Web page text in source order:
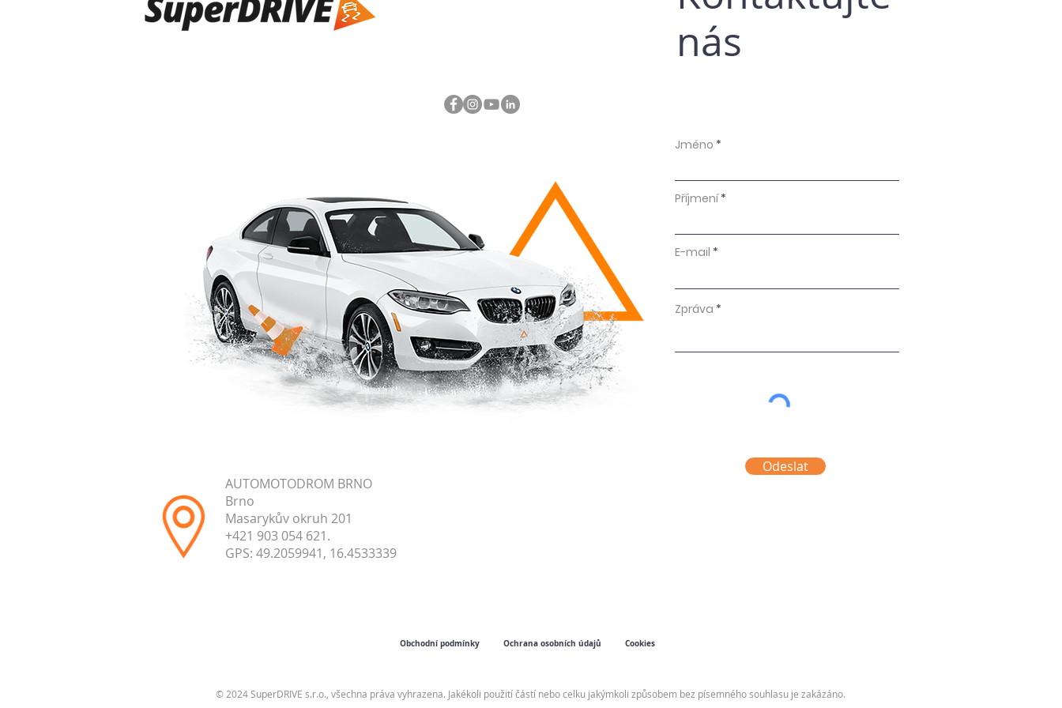
nás
AUTOMOTODROM BRNO
Brno
Masarykův okruh 201
+421 903 054 621.
GPS: 49.2059941, 16.4533339
Jméno
Příjmení
E-mail
Zpráva
Odeslat
Obchodní podmínky Ochrana osobních údajů Cookies
© 2024 SuperDRIVE s.r.o., všechna práva vyhrazena. Jakékoli použití částí nebo celku jakýmkoli způsobem bez písemného souhlasu je zakázáno.